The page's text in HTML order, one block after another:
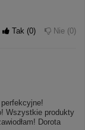
Tak 0 Nie 0
Wszystkie produkty
Dorota